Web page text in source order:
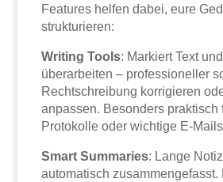
Features helfen dabei, eure
strukturieren:
Writing Tools: Markiert Text
überarbeiten – professioneller
Rechtschreibung korrigieren
anpassen. Besonders praktisch
Protokolle oder wichtige E-
Smart Summaries: Lange
automatisch zusammengefasst.